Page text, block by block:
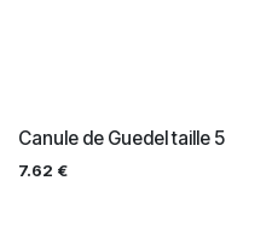
Canule de Guedel taille 5
7.62 €